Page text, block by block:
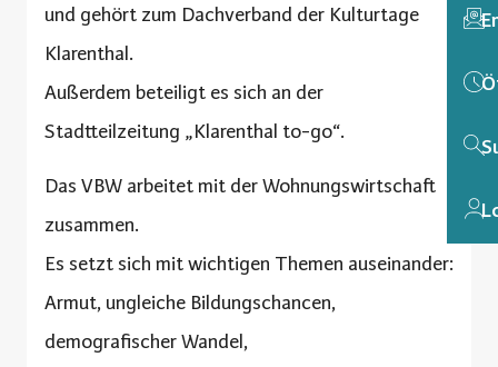
und gehört zum Dachverband der Kulturtage
Klarenthal.
Außerdem beteiligt es sich an der
Stadtteilzeitung „Klarenthal to-go“.
Das VBW arbeitet mit der Wohnungswirtschaft
zusammen.
Es setzt sich mit wichtigen Themen auseinander:
Armut, ungleiche Bildungschancen,
demografischer Wandel,